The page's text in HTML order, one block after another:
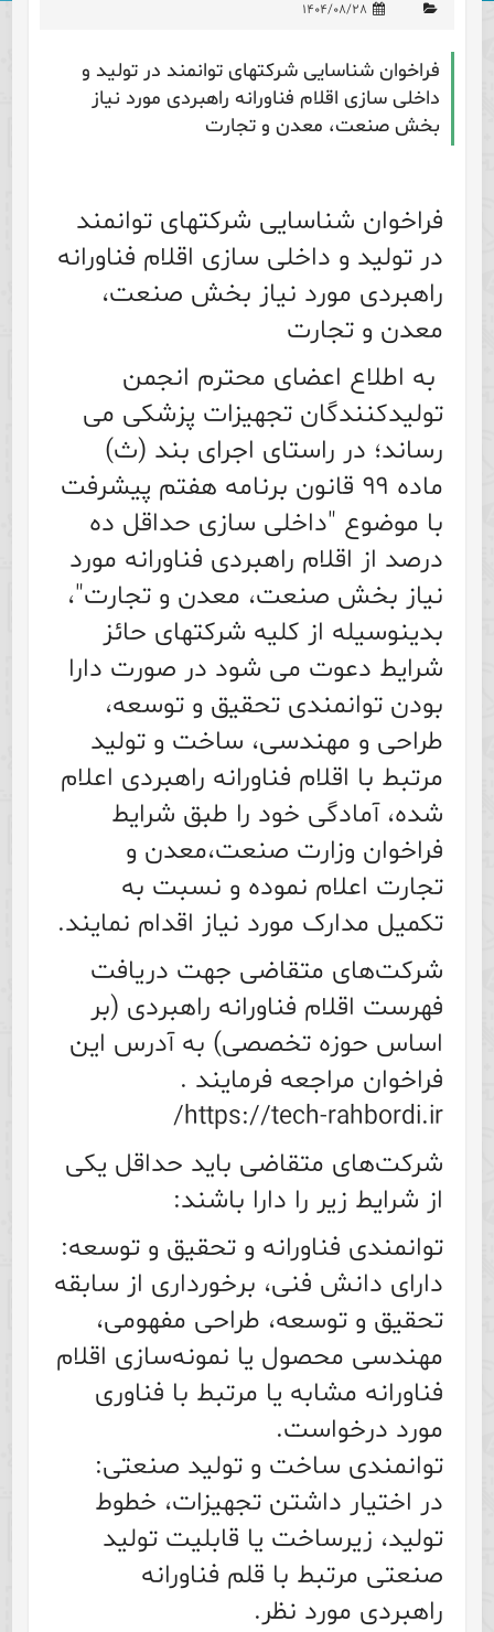
۱۴۰۴/۰۸/۲۸
فراخوان شناسایی شرکتهای توانمند در تولید و
داخلی سازی اقلام فناورانه راهبردی مورد نیاز
بخش صنعت، معدن و تجارت
فراخوان شناسایی شرکتهای توانمند
در تولید و داخلی سازی اقلام فناورانه
راهبردی مورد نیاز بخش صنعت،
معدن و تجارت
به اطلاع اعضای محترم انجمن
تولیدکنندگان تجهیزات پزشکی می
رساند؛ در راستای اجرای بند (ث)
ماده ۹۹ قانون برنامه هفتم پیشرفت
با موضوع "داخلی سازی حداقل ده
درصد از اقلام راهبردی فناورانه مورد
نیاز بخش صنعت، معدن و تجارت"،
بدینوسیله از کلیه شرکتهای حائز
شرایط دعوت می شود در صورت دارا
بودن توانمندی تحقیق و توسعه،
طراحی و مهندسی، ساخت و تولید
مرتبط با اقلام فناورانه راهبردی اعلام
شده، آمادگی خود را طبق شرایط
فراخوان وزارت صنعت،معدن و
تجارت اعلام نموده و نسبت به
تکمیل مدارک مورد نیاز اقدام نمایند.
شرکت‌های متقاضی جهت دریافت
فهرست اقلام فناورانه راهبردی (بر
اساس حوزه تخصصی) به آدرس این
فراخوان مراجعه فرمایند .
https://tech-rahbordi.ir/
شرکت‌های متقاضی باید حداقل یکی
از شرایط زیر را دارا باشند:
توانمندی فناورانه و تحقیق و توسعه:
دارای دانش فنی، برخورداری از سابقه
تحقیق و توسعه، طراحی مفهومی،
مهندسی محصول یا نمونه‌سازی اقلام
فناورانه مشابه یا مرتبط با فناوری
مورد درخواست.
توانمندی ساخت و تولید صنعتی:
در اختیار داشتن تجهیزات، خطوط
تولید، زیرساخت یا قابلیت تولید
صنعتی مرتبط با قلم فناورانه
راهبردی مورد نظر.